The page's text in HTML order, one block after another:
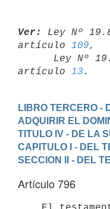
Ver:
Ley Nº
artículo 109,
artículo 13
LIBRO TERCERO -
ADQUIRIR EL
TITULO IV - DE LA
CAPITULO I - DEL
SECCION II - DEL
Artículo 796